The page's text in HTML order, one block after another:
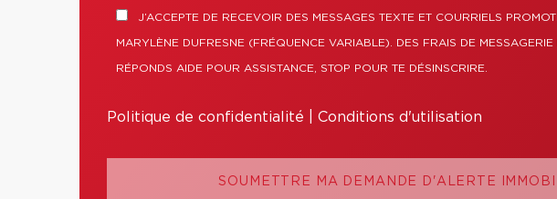
J’ACCEPTE DE RECEVOIR DES MESSAGES TEXTE ET COURRIELS
MARYLÈNE DUFRESNE (FRÉQUENCE VARIABLE). DES FRAIS DE MESSAGERIE
RÉPONDS AIDE POUR ASSISTANCE, STOP POUR TE DÉSINSCRIRE.
Politique de confidentialité Conditions d'utilisation
SOUMETTRE MA DEMANDE D'ALERTE